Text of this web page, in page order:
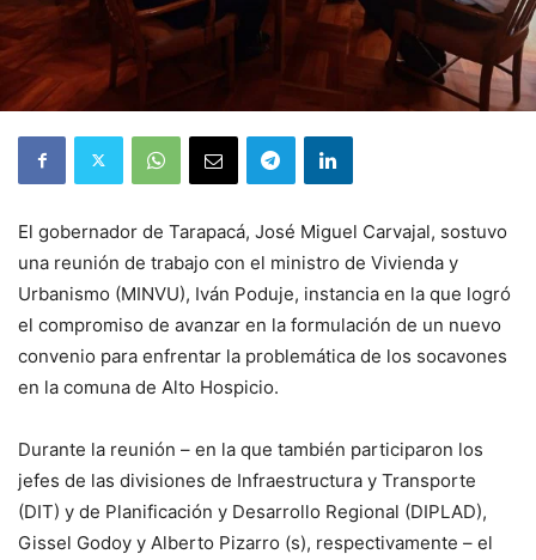
El gobernador de Tarapacá, José Miguel Carvajal, sostuvo
una reunión de trabajo con el ministro de Vivienda y
Urbanismo (MINVU), Iván Poduje, instancia en la que logró
el compromiso de avanzar en la formulación de un nuevo
convenio para enfrentar la problemática de los socavones
en la comuna de Alto Hospicio.
Durante la reunión – en la que también participaron los
jefes de las divisiones de Infraestructura y Transporte
(DIT) y de Planificación y Desarrollo Regional (DIPLAD),
Gissel Godoy y Alberto Pizarro (s), respectivamente – el